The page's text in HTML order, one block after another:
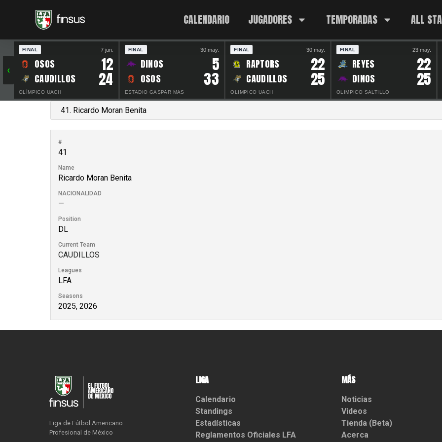
CALENDARIO JUGADORES TEMPORADAS ALL
‹
FINAL 7 jun.
OSOS 12
CAUDILLOS 24
OLÍMPICO UACH
FINAL 30 may.
DINOS 5
OSOS 33
ESTADIO GASPAR MAS
FINAL 30 may.
RAPTORS 22
CAUDILLOS 25
OLIMPICO UACH
FINAL 23 may.
REYES 22
DINOS 25
OLIMPICO SALTILLO
#
41
Name
Ricardo Moran Benita
NACIONALIDAD
—
Position
DL
Current Team
CAUDILLOS
Leagues
LFA
Seasons
2025, 2026
Liga de Fútbol Americano
Profesional de México
LIGA
Calendario
Standings
Estadísticas
Reglamentos Oficiales LFA
MÁS
Noticias
Videos
Tienda (Beta)
Acerca